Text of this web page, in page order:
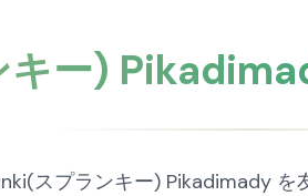
ー)
スプランキー) Pikadimady を